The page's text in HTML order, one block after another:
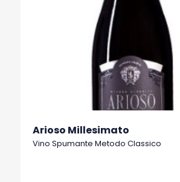
Arioso Millesimato
Vino Spumante Metodo Classico